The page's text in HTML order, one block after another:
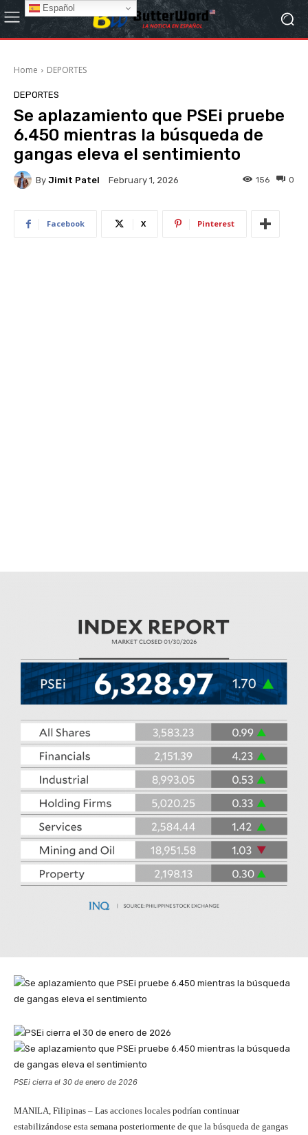
Home DEPORTES
DEPORTES
Se aplazamiento que PSEi pruebe
6.450 mientras la búsqueda de
gangas eleva el sentimiento
By Jimit Patel February 1, 2026 0
156
Facebook X Pinterest
PSEi cierra el 30 de enero de 2026
MANILA, Filipinas – Las acciones locales podrían continuar
estabilizándose esta semana posteriormente de que la búsqueda de gangas
Español